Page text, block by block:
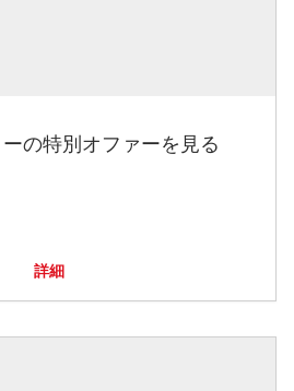
の特別オファーを見る
詳細